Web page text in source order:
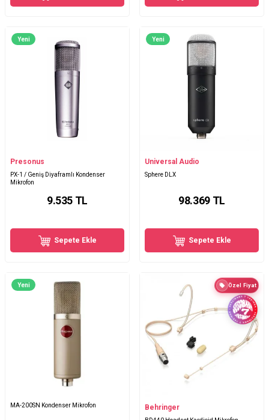
Yeni
Presonus
PX-1 / Geniş Diyaframlı Kondenser
Mikrofon
9.535 TL
Sepete Ekle
Yeni
Universal Audio
Sphere DLX
98.369TL
Sepete Ekle
Yeni
MA-200SN Kondenser Mikrofon
Özel Fiyat
Behringer